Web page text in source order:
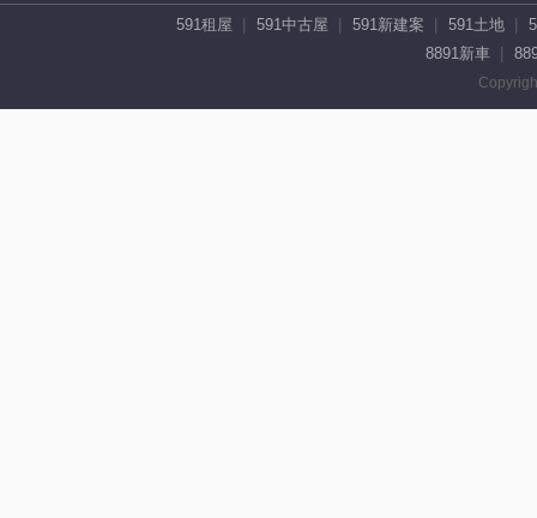
591租屋 591中古屋 591新建案 591土地
8891新車